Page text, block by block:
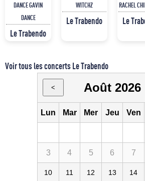
DANCE GAVIN
DANCE
Le Trabendo
WITCHZ
Le Trabendo
RACHEL
Le
Voir tous les concerts Le Trabendo
< Août 2026
Lun Mar Mer Jeu Ven
3 4 5 6 7
10 11 12 13 14